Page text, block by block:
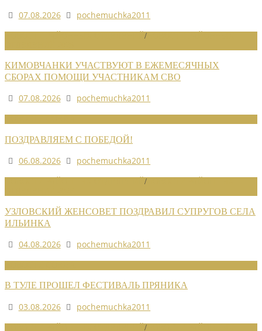
07.08.2026
pochemuchka2011
/
КИМОВЧАНКИ УЧАСТВУЮТ В ЕЖЕМЕСЯЧНЫХ
СБОРАХ ПОМОЩИ УЧАСТНИКАМ СВО
07.08.2026
pochemuchka2011
ПОЗДРАВЛЯЕМ С ПОБЕДОЙ!
06.08.2026
pochemuchka2011
/
УЗЛОВСКИЙ ЖЕНСОВЕТ ПОЗДРАВИЛ СУПРУГОВ СЕЛА
ИЛЬИНКА
04.08.2026
pochemuchka2011
В ТУЛЕ ПРОШЕЛ ФЕСТИВАЛЬ ПРЯНИКА
03.08.2026
pochemuchka2011
/